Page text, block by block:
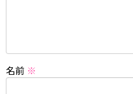
名前 ※